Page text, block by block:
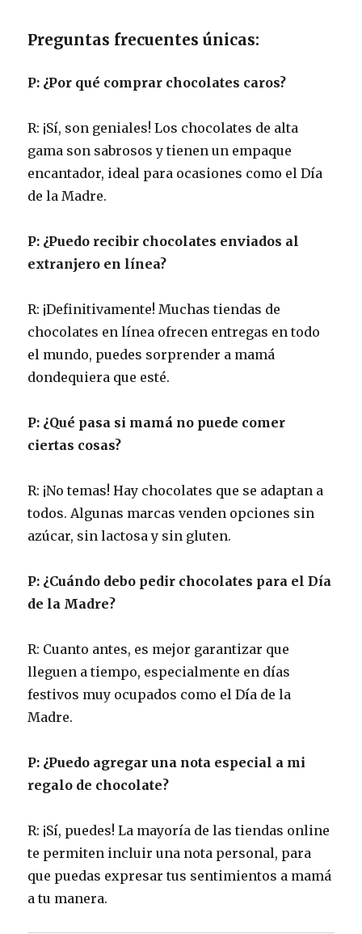
Preguntas frecuentes únicas:
P: ¿Por qué comprar chocolates caros?
R: ¡Sí, son geniales! Los chocolates de alta
gama son sabrosos y tienen un empaque
encantador, ideal para ocasiones como el Día
de la Madre.
P: ¿Puedo recibir chocolates enviados al
extranjero en línea?
R: ¡Definitivamente! Muchas tiendas de
chocolates en línea ofrecen entregas en todo
el mundo, puedes sorprender a mamá
dondequiera que esté.
P: ¿Qué pasa si mamá no puede comer
ciertas cosas?
R: ¡No temas! Hay chocolates que se adaptan a
todos. Algunas marcas venden opciones sin
azúcar, sin lactosa y sin gluten.
P: ¿Cuándo debo pedir chocolates para el Día
de la Madre?
R: Cuanto antes, es mejor garantizar que
lleguen a tiempo, especialmente en días
festivos muy ocupados como el Día de la
Madre.
P: ¿Puedo agregar una nota especial a mi
regalo de chocolate?
R: ¡Sí, puedes! La mayoría de las tiendas online
te permiten incluir una nota personal, para
que puedas expresar tus sentimientos a mamá
a tu manera.